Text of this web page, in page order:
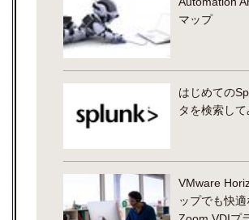
マップ
はじめての
タを検索して
VMware
ップでも快